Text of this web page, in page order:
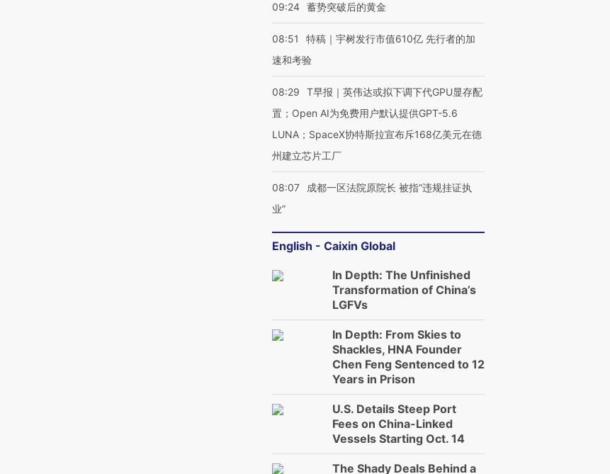
09:24 蓄势突破后的黄金
08:51
特稿｜宇树发行市值610亿 先行者的加
速和考验
08:29
T早报｜英伟达或拟下调下代GPU显存配
置；Open AI为免费用户默认提供GPT-5.6
LUNA；SpaceX协特斯拉宣布斥168亿美元在德
州建立芯片工厂
08:07
成都一区法院原院长 被指“违规挂证执
业”
English - Caixin Global
In Depth: The Unfinished
Transformation of China’s
LGFVs
In Depth: From Skies to
Shackles, HNA Founder
Chen Feng Sentenced to 12
Years in Prison
U.S. Details Steep Port
Fees on China-Linked
Vessels Starting Oct. 14
The Shady Deals Behind a